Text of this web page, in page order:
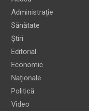
Administrație
Sănătate
Știri
Editorial
Economic
Naționale
Politică
Video